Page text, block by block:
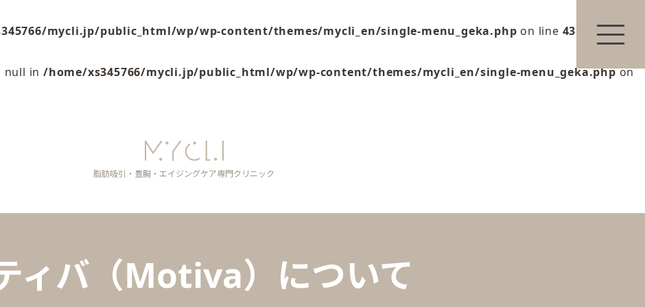
mycli.jp/public_html/wp/wp-content/themes/mycli_en/single-menu_geka.php on line 43
null in/home/xs345766/mycli.jp/public_html/wp/wp-content/themes/mycli_en/single-menu_geka.phpon
脂肪吸引・豊胸・エイジングケア専門クリニック
メニュ
ィバ（Motiva）について